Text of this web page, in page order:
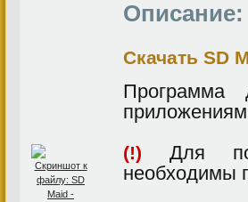
Описание:
Скачать SD
Программа
(!) Для
необходимы